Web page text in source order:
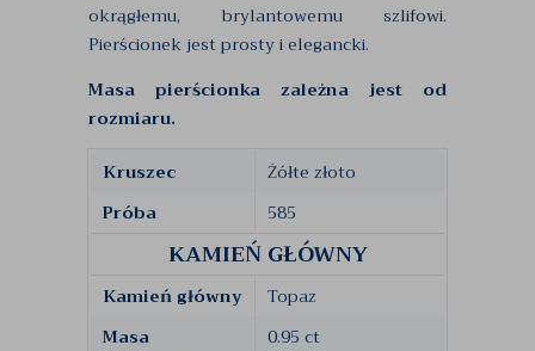
okrągłemu, brylantowemu szlifowi.
Pierścionek jest prosty i elegancki.
Masa pierścionka zależna jest od
rozmiaru.
Kruszec
Żółte złoto
Próba
585
KAMIEŃ GŁÓWNY
Kamień główny
Topaz
Masa
0.95 ct